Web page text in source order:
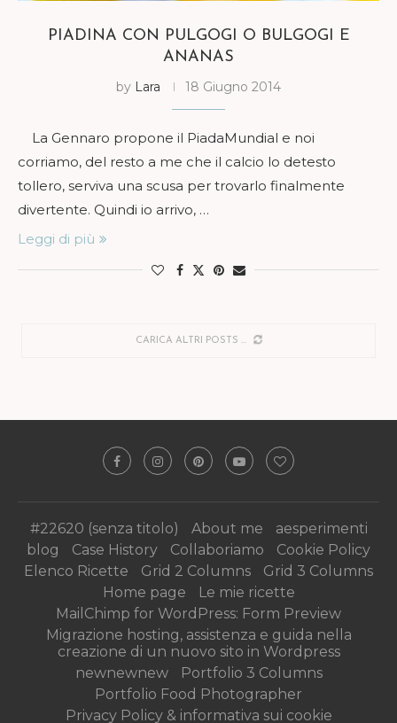
PIADINA CON PULGOGI O BULGOGI E
ANANAS
by Lara 18 Giugno 2014
La Gennaro propone il PiadaMundial e noi
corriamo, del resto a me che il calcio lo detesto
tollero, serviva una scusa per trovarlo finalmente
divertente. Quindi io arrivo, …
Leggi di più
MI SPIACE NON CI SONO ALTRI POST
#22620 (senza titolo) About me
aesperimenti
blog
Case History Collaboriamo
Cookie Policy
Elenco Ricette
Grid 2 Columns
Grid 3 Columns
Home page
Le mie ricette
MailChimp for WordPress: Form Preview
Migrazione hosting, assistenza e guida nella
creazione di un nuovo sito in Wordpress
newnewnew
Portfolio 3 Columns
Portfolio Food Photographer
Privacy Policy & informativa sui cookie